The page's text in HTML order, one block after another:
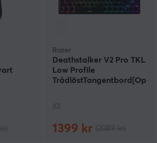
Razer
Deathstalker V2 Pro TKL
Low Profile
(0)
1399 kr